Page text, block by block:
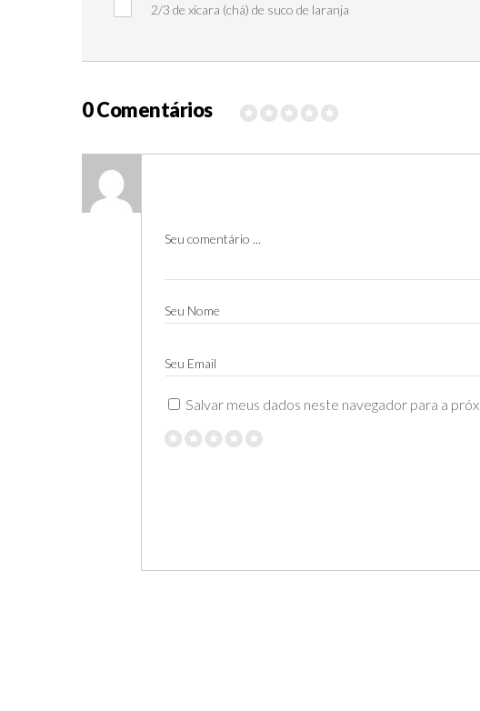
2/3 de xícara (chá) de suco de laranja
0 Comentários
Seu comentário ...
Seu Nome
Seu Email
Salvar meus dados neste navegador para a